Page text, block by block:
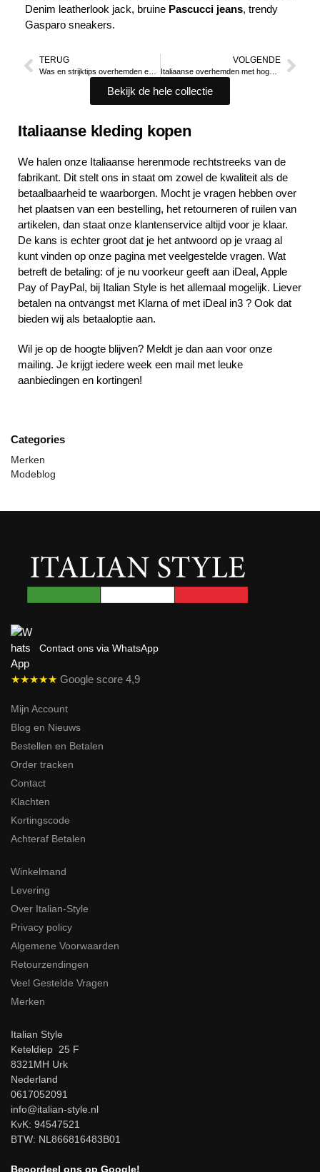
Denim leatherlook jack, bruine Pascucci jeans, trendy
Gasparo sneakers.
TERUG VOLGENDE
Italiaanse overhemden met hoge boord kopen | Italian Style
Bekijk de hele collectie
Italiaanse kleding kopen
We halen onze Italiaanse herenmode rechtstreeks van de
fabrikant. Dit stelt ons in staat om zowel de kwaliteit als de
betaalbaarheid te waarborgen. Mocht je vragen hebben over
het plaatsen van een bestelling, het retourneren of ruilen van
artikelen, dan staat onze klantenservice altijd voor je klaar.
De kans is echter groot dat je het antwoord op je vraag al
kunt vinden op onze pagina met veelgestelde vragen. Wat
betreft de betaling: of je nu voorkeur geeft aan iDeal, Apple
Pay of PayPal, bij Italian Style is het allemaal mogelijk. Liever
betalen na ontvangst met Klarna of met iDeal in3 ? Ook dat
bieden wij als betaaloptie aan.
Wil je op de hoogte blijven? Meldt je dan aan voor onze
mailing. Je krijgt iedere week een mail met leuke
aanbiedingen en kortingen!
Categories
Merken
Modeblog
Contact ons via WhatsApp
★★★★★ Google score 4,9
Mijn Account
Blog en Nieuws
Bestellen en Betalen
Order tracken
Contact
Klachten
Kortingscode
Achteraf Betalen
Winkelmand
Levering
Over Italian-Style
Privacy policy
Algemene Voorwaarden
Retourzendingen
Veel Gestelde Vragen
Merken
Italian Style
Keteldiep 25 F
8321MH Urk
Nederland
0617052091
info@italian-style.nl
KvK: 94547521
BTW: NL866816483B01
Beoordeel ons op Google!